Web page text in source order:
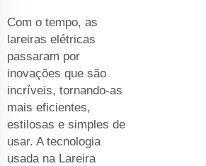
Com o tempo, as
lareiras elétricas
passaram por
inovações que são
incríveis, tornando-as
mais eficientes,
estilosas e simples de
usar. A tecnologia
usada na Lareira